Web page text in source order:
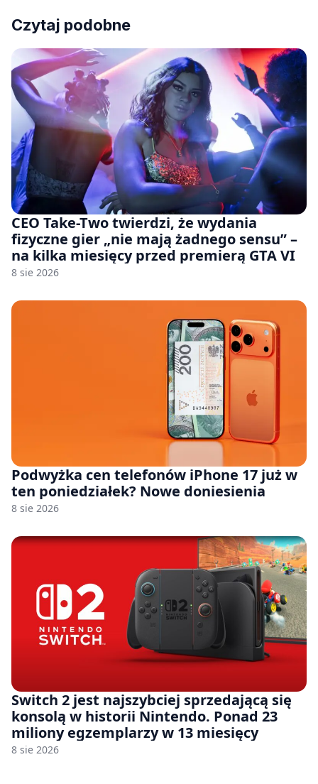
Czytaj podobne
CEO Take-Two twierdzi, że wydania
fizyczne gier „nie mają żadnego sensu” –
na kilka miesięcy przed premierą GTA VI
8 sie 2026
Podwyżka cen telefonów iPhone 17 już w
ten poniedziałek? Nowe doniesienia
8 sie 2026
Switch 2 jest najszybciej sprzedającą się
konsolą w historii Nintendo. Ponad 23
miliony egzemplarzy w 13 miesięcy
8 sie 2026